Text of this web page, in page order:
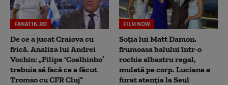
FANATIK.RO
De ce a jucat Craiova cu
frică. Analiza lui Andrei
Vochin: „Filipe ‘Coelhinho’
trebuia să facă ce a făcut
Tromso cu CFR Cluj”
FILM NOW
Soția lui Matt Damon,
frumoasa balului într-o
rochie albastru regal,
mulată pe corp. Luciana a
furat atenția la Seul